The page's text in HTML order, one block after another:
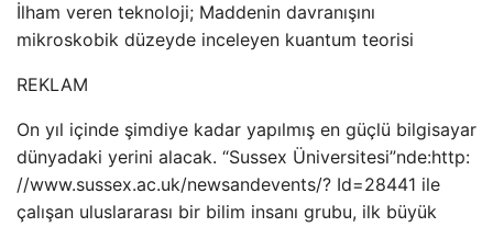
İlham veren teknoloji; Maddenin davranışını
mikroskobik düzeyde inceleyen kuantum teorisi
REKLAM
On yıl içinde şimdiye kadar yapılmış en güçlü bilgisayar
dünyadaki yerini alacak. “Sussex Üniversitesi”nde:http:
//www.sussex.ac.uk/newsandevents/? Id=28441 ile
çalışan uluslararası bir bilim insanı grubu, ilk büyük